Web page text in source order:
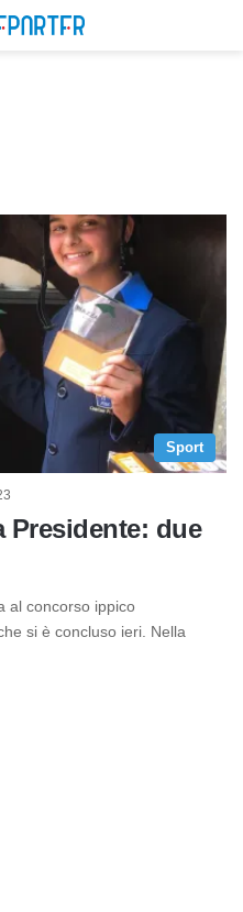
Sport
Presidente: due
al concorso ippico
si è concluso ieri. Nella